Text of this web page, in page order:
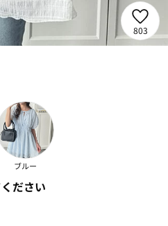
803
ブルー
ださい